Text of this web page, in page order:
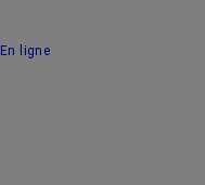
En ligne